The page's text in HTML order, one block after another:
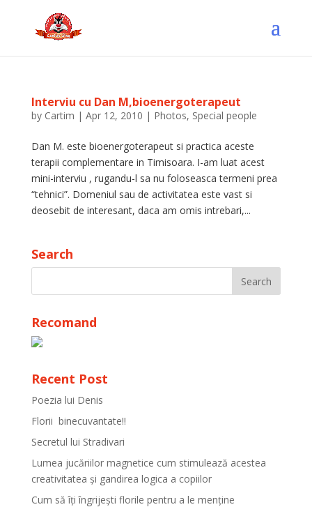
Interviu cu Dan M,bioenergoterapeut
by Cartim | Apr 12, 2010 | Photos, Special people
Dan M. este bioenergoterapeut si practica aceste
terapii complementare in Timisoara. I-am luat acest
mini-interviu , rugandu-l sa nu foloseasca termeni prea
“tehnici”. Domeniul sau de activitatea este vast si
deosebit de interesant, daca am omis intrebari,...
Search
Recomand
Recent Post
Poezia lui Denis
Florii binecuvantate!!
Secretul lui Stradivari
Lumea jucăriilor magnetice cum stimulează acestea
creativitatea și gandirea logica a copiilor
Cum să îți îngrijești florile pentru a le menține